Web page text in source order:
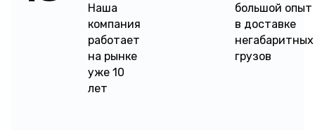
Наша
компания
работает
на рынке
уже 10
лет
большой опыт
в доставке
негабаритных
грузов